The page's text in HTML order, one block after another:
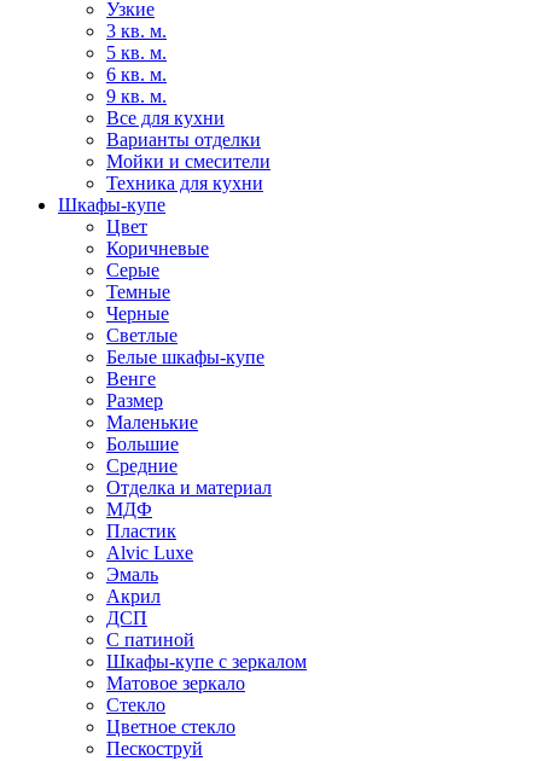
Узкие
3 кв. м.
5 кв. м.
6 кв. м.
9 кв. м.
Все для кухни
Варианты отделки
Мойки и смесители
Техника для кухни
Шкафы-купе
Цвет
Коричневые
Серые
Темные
Черные
Светлые
Белые шкафы-купе
Венге
Размер
Маленькие
Большие
Средние
Отделка и материал
МДФ
Пластик
Alvic Luxe
Эмаль
Акрил
ДСП
С патиной
Шкафы-купе с зеркалом
Матовое зеркало
Стекло
Цветное стекло
Пескоструй